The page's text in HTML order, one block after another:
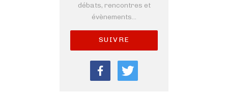
débats, rencontres et
évènements...
SUIVRE